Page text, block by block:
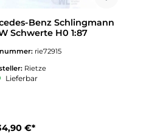
Benz Schlingmann
Schwerte H0 1:87
rie72915
Rietze
Lieferbar
€*